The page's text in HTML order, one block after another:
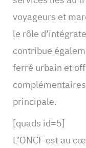
voyageurs et
le rôle
contribue
ferré urbain et
principale.
[quads id=5]
L’ONCF est au